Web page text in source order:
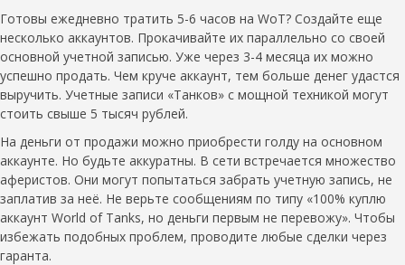
Готовы ежедневно тратить 5-6 часов на WoT? Создайте еще
несколько аккаунтов. Прокачивайте их параллельно со своей
основной учетной записью. Уже через 3-4 месяца их можно
успешно продать. Чем круче аккаунт, тем больше денег удастся
выручить. Учетные записи «Танков» с мощной техникой могут
стоить свыше 5 тысяч рублей.
На деньги от продажи можно приобрести голду на основном
аккаунте. Но будьте аккуратны. В сети встречается множество
аферистов. Они могут попытаться забрать учетную запись, не
заплатив за неё. Не верьте сообщениям по типу «100% куплю
аккаунт World of Tanks, но деньги первым не перевожу». Чтобы
избежать подобных проблем, проводите любые сделки через
гаранта.